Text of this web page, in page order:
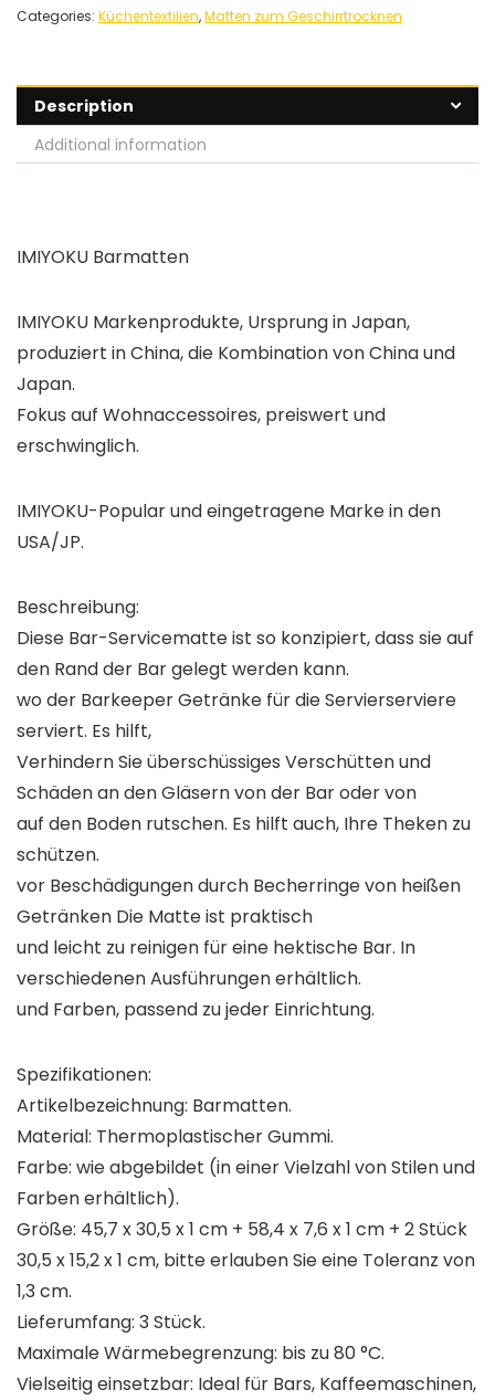
Categories: Küchentextilien,Matten zum Geschirrtrocknen
Description
Additional information
IMIYOKU Barmatten
IMIYOKU Markenprodukte, Ursprung in Japan,
produziert in China, die Kombination von China und
Japan.
Fokus auf Wohnaccessoires, preiswert und
erschwinglich.
IMIYOKU-Popular und eingetragene Marke in den
USA/JP.
Beschreibung:
Diese Bar-Servicematte ist so konzipiert, dass sie auf
den Rand der Bar gelegt werden kann.
wo der Barkeeper Getränke für die Servierserviere
serviert. Es hilft,
Verhindern Sie überschüssiges Verschütten und
Schäden an den Gläsern von der Bar oder von
auf den Boden rutschen. Es hilft auch, Ihre Theken zu
schützen.
vor Beschädigungen durch Becherringe von heißen
Getränken Die Matte ist praktisch
und leicht zu reinigen für eine hektische Bar. In
verschiedenen Ausführungen erhältlich.
und Farben, passend zu jeder Einrichtung.
Spezifikationen:
Artikelbezeichnung: Barmatten.
Material: Thermoplastischer Gummi.
Farbe: wie abgebildet (in einer Vielzahl von Stilen und
Farben erhältlich).
Größe: 45,7 x 30,5 x 1 cm + 58,4 x 7,6 x 1 cm + 2 Stück
30,5 x 15,2 x 1 cm, bitte erlauben Sie eine Toleranz von
1,3 cm.
Lieferumfang: 3 Stück.
Maximale Wärmebegrenzung: bis zu 80 °C.
Vielseitig einsetzbar: Ideal für Bars, Kaffeemaschinen,